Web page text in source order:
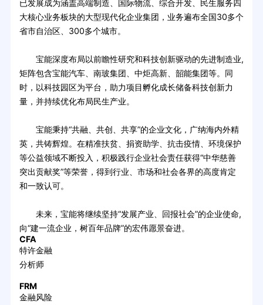
已发展成为涵盖高端制造、国际物流、综合开发、民生服务四
大核心业务板块的大型现代化企业集团，业务遍布全国30多个
省市自治区、300多个城市。
宝能深度布局以前瞻性研究和科技创新驱动的先进制造业,
矩阵包含宝能汽车、南玻集团、中炬高新、韶能集团等。同
时，以科技园区为平台，助力项目孵化成长储备科技创新力
量，并持续优化布局民生产业。
宝能秉持“共融、共创、共享”的企业文化，广纳海内外精
英，共铸辉煌。在精准扶贫、捐资助学、抗击疫情、环境保护
等公益领域不断投入，积极践行企业社会责任获得“中华慈善
突出贡献奖”等荣誉，得到行业、市场和社会各界的高度肯定
和一致认可。
未来，宝能将继续坚持“发展产业、回报社会”的企业使命,
向“建一流企业，树百年品牌”的宏伟愿景奋进。
CFA
特许金融
分析师
FRM
金融风险